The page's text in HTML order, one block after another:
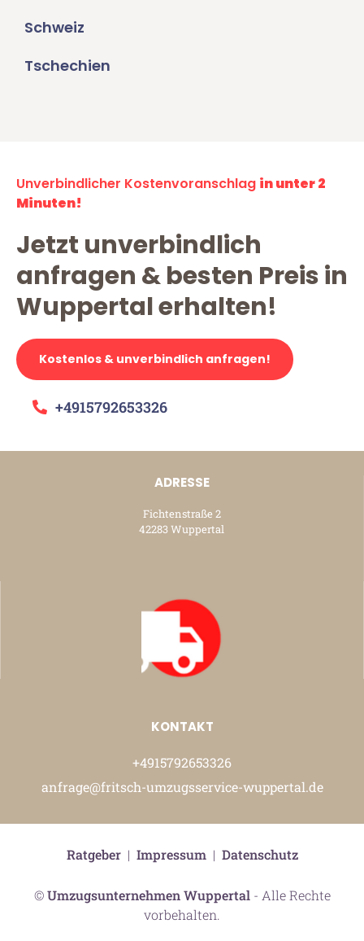
Schweiz
Tschechien
Unverbindlicher Kostenvoranschlag in unter 2
Minuten!
Jetzt unverbindlich
anfragen & besten Preis in
Wuppertal erhalten!
Kostenlos & unverbindlich anfragen!
+4915792653326
ADRESSE
Fichtenstraße 2
42283 Wuppertal
KONTAKT
+4915792653326
anfrage@fritsch-umzugsservice-wuppertal.de
©Umzugsunternehmen Wuppertal- Alle Rechte
vorbehalten.
Ratgeber| Impressum| Datenschutz